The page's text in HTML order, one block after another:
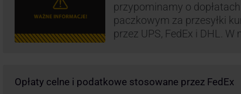
przypominamy o
paczkowym za przesyłki
przez UPS, FedEx i DHL. W
oraz zapewnienie
Opłaty celne i podatkowe stosowane przez FedEx